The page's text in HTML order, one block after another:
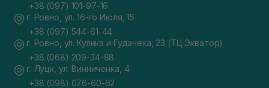
+38 (097) 101-97-16
г. Ровно, ул. 16-го Июля, 15
+38 (097) 544-61-44
г. Ровно, ул. Кулика и Гудачека, 23 (ТЦ Экватор)
+38 (068) 209-34-88
г. Луцк, ул. Винниченка, 4
+38 (098) 076-60-62